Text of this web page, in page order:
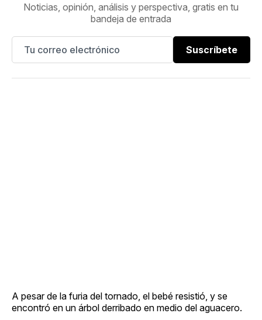
Noticias, opinión, análisis y perspectiva, gratis en tu
bandeja de entrada
Suscríbete
A pesar de la furia del tornado, el bebé resistió, y se
encontró en un árbol derribado en medio del aguacero.